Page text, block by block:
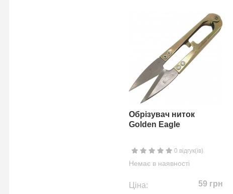
Обрізувач ниток
Golden Eagle
0 відгук(ів)
Немає в наявності
Ціна: 59 грн